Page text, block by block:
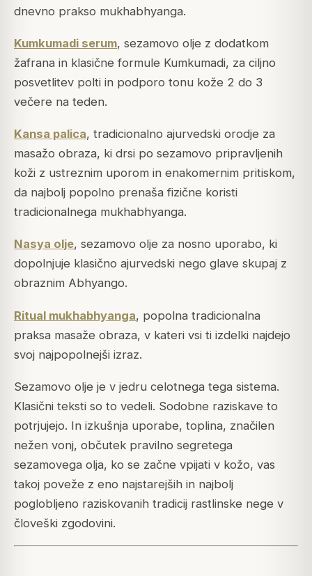
dnevno prakso mukhabhyanga.
Kumkumadi serum, sezamovo olje z dodatkom
žafrana in klasične formule Kumkumadi, za ciljno
posvetlitev polti in podporo tonu kože 2 do 3
večere na teden.
Kansa palica, tradicionalno ajurvedski orodje za
masažo obraza, ki drsi po sezamovo pripravljenih
koži z ustreznim uporom in enakomernim pritiskom,
da najbolj popolno prenaša fizične koristi
tradicionalnega mukhabhyanga.
Nasya olje, sezamovo olje za nosno uporabo, ki
dopolnjuje klasično ajurvedski nego glave skupaj z
obraznim Abhyango.
Ritual mukhabhyanga, popolna tradicionalna
praksa masaže obraza, v kateri vsi ti izdelki najdejo
svoj najpopolnejši izraz.
Sezamovo olje je v jedru celotnega tega sistema.
Klasični teksti so to vedeli. Sodobne raziskave to
potrjujejo. In izkušnja uporabe, toplina, značilen
nežen vonj, občutek pravilno segretega
sezamovega olja, ko se začne vpijati v kožo, vas
takoj poveže z eno najstarejših in najbolj
poglobljeno raziskovanih tradicij rastlinske nege v
človeški zgodovini.